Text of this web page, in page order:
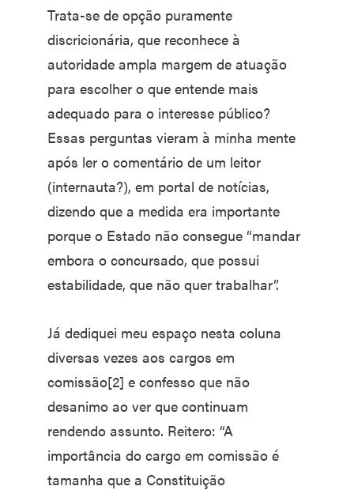
Trata-se de opção puramente
discricionária, que reconhece à
autoridade ampla margem de atuação
para escolher o que entende mais
adequado para o interesse público?
Essas perguntas vieram à minha mente
após ler o comentário de um leitor
(internauta?), em portal de notícias,
dizendo que a medida era importante
porque o Estado não consegue “mandar
embora o concursado, que possui
estabilidade, que não quer trabalhar”.
Já dediquei meu espaço nesta coluna
diversas vezes aos cargos em
comissão[2] e confesso que não
desanimo ao ver que continuam
rendendo assunto. Reitero: “A
importância do cargo em comissão é
tamanha que a Constituição